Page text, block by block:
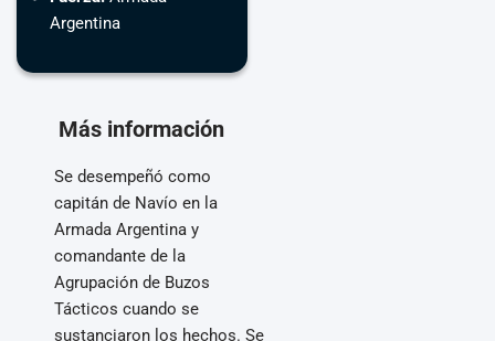
Argentina
Más información
Se desempeñó como
capitán de Navío en la
Armada Argentina y
comandante de la
Agrupación de Buzos
Tácticos cuando se
sustanciaron los hechos. Se